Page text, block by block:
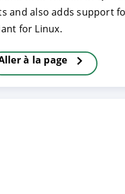
also adds support
for Linux.
à la page